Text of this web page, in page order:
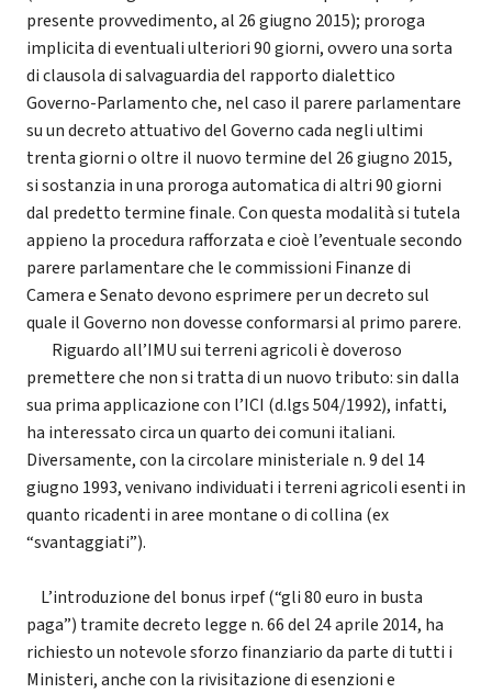
presente provvedimento, al 26 giugno 2015); proroga
implicita di eventuali ulteriori 90 giorni, ovvero una sorta
di clausola di salvaguardia del rapporto dialettico
Governo-Parlamento che, nel caso il parere parlamentare
su un decreto attuativo del Governo cada negli ultimi
trenta giorni o oltre il nuovo termine del 26 giugno 2015,
si sostanzia in una proroga automatica di altri 90 giorni
dal predetto termine finale. Con questa modalità si tutela
appieno la procedura rafforzata e cioè l’eventuale secondo
parere parlamentare che le commissioni Finanze di
Camera e Senato devono esprimere per un decreto sul
quale il Governo non dovesse conformarsi al primo parere.
Riguardo all’IMU sui terreni agricoli è doveroso
premettere che non si tratta di un nuovo tributo: sin dalla
sua prima applicazione con l’ICI (d.lgs 504/1992), infatti,
ha interessato circa un quarto dei comuni italiani.
Diversamente, con la circolare ministeriale n. 9 del 14
giugno 1993, venivano individuati i terreni agricoli esenti in
quanto ricadenti in aree montane o di collina (ex
“svantaggiati”).
L’introduzione del bonus irpef (“gli 80 euro in busta
paga”) tramite decreto legge n. 66 del 24 aprile 2014, ha
richiesto un notevole sforzo finanziario da parte di tutti i
Ministeri, anche con la rivisitazione di esenzioni e